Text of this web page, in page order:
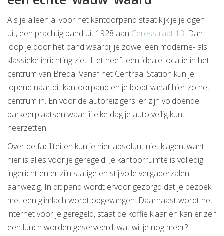
Als je alleen al voor het kantoorpand staat kijk je je ogen
uit, een prachtig pand uit 1928 aan Ceresstraat 13. Dan
loop je door het pand waarbij je zowel een moderne- als
klassieke inrichting ziet. Het heeft een ideale locatie in het
centrum van Breda. Vanaf het Centraal Station kun je
lopend naar dit kantoorpand en je loopt vanaf hier zo het
centrum in. En voor de autoreizigers: er zijn voldoende
parkeerplaatsen waar jij elke dag je auto veilig kunt
neerzetten.
Over de faciliteiten kun je hier absoluut niet klagen, want
hier is alles voor je geregeld. Je kantoorruimte is volledig
ingericht en er zijn statige en stijlvolle vergaderzalen
aanwezig. In dit pand wordt ervoor gezorgd dat je bezoek
met een glimlach wordt opgevangen. Daarnaast wordt het
internet voor je geregeld, staat de koffie klaar en kan er zelf
een lunch worden geserveerd, wat wil je nog meer?